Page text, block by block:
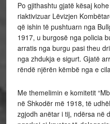
Po gjithashtu gjatë kësaj
riaktivizuar Lëvizjen
që ishin të pushtuarn nga
1917, u burgosë nga policia
arratis nga burgu pasi theu
nga zhdukja e sigurt. Gjatë
rëndë njërën këmbë nga e
Me themelimin e komitetit
në Shkodër më 1918, të
zgjodh anëtar i tij, ndërsa në